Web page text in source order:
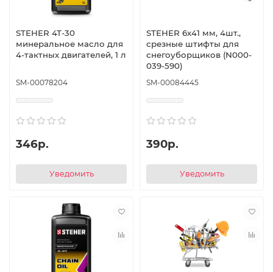
STEHER 4Т-30
минеральное масло для
4-тактных двигателей, 1 л
SM-00078204
346р.
Уведомить
STEHER 6х41 мм, 4шт.,
срезные штифты для
снегоуборщиков (N000-
039-590)
SM-00084445
390р.
Уведомить